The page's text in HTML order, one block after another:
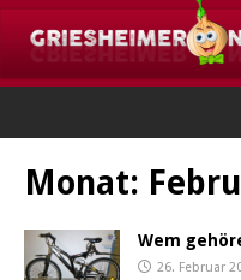
Monat:
Wem
26. Februar